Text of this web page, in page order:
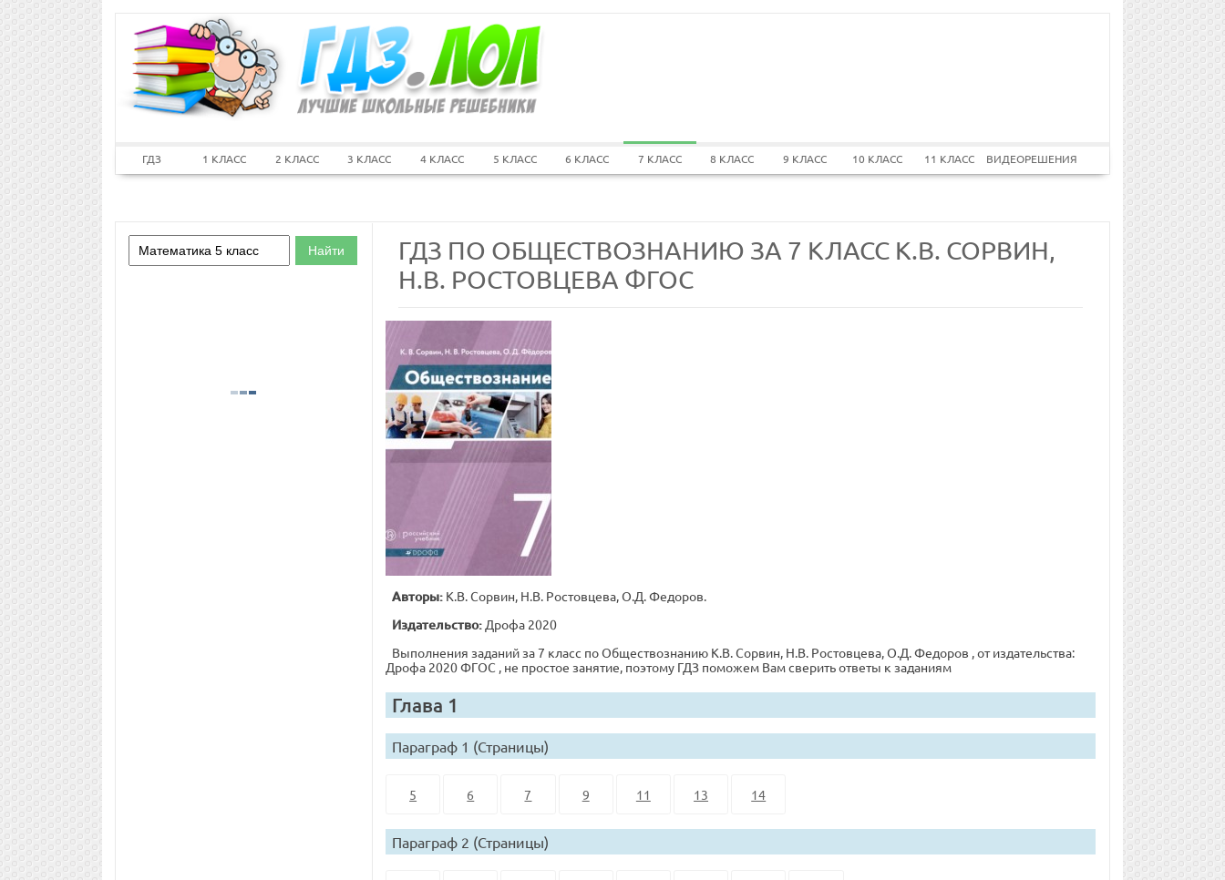
ГДЗ 1 КЛАСС 2 КЛАСС 3 КЛАСС 4 КЛАСС 5 КЛАСС 6 КЛАСС 7 КЛАСС 8 КЛАСС 9 КЛАСС 10 КЛАСС 11 КЛАСС ВИДЕОРЕШЕНИЯ
ГДЗ ПО ОБЩЕСТВОЗНАНИЮ ЗА 7 КЛАСС К.В. СОРВИН,
Н.В. РОСТОВЦЕВА ФГОС
Авторы: К.В. Сорвин, Н.В. Ростовцева, О.Д. Федоров.
Издательство: Дрофа 2020
Выполнения заданий за 7 класс по Обществознанию К.В. Сорвин, Н.В. Ростовцева, О.Д. Федоров , от издательства:
Дрофа 2020 ФГОС , не простое занятие, поэтому ГДЗ поможем Вам сверить ответы к заданиям
Глава 1
Параграф 1 (Страницы)
5 6 7 9 11 13 14
Параграф 2 (Страницы)